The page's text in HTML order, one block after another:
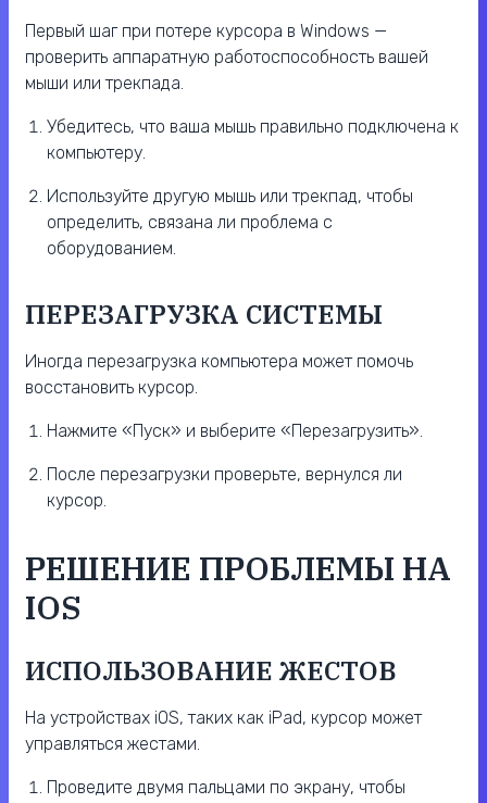
Первый шаг при потере курсора в Windows —
проверить аппаратную работоспособность вашей
мыши или трекпада.
Убедитесь, что ваша мышь правильно подключена к
компьютеру.
Используйте другую мышь или трекпад, чтобы
определить, связана ли проблема с
оборудованием.
ПЕРЕЗАГРУЗКА СИСТЕМЫ
Иногда перезагрузка компьютера может помочь
восстановить курсор.
Нажмите «Пуск» и выберите «Перезагрузить».
После перезагрузки проверьте, вернулся ли
курсор.
РЕШЕНИЕ ПРОБЛЕМЫ НА
IOS
ИСПОЛЬЗОВАНИЕ ЖЕСТОВ
На устройствах iOS, таких как iPad, курсор может
управляться жестами.
Проведите двумя пальцами по экрану, чтобы